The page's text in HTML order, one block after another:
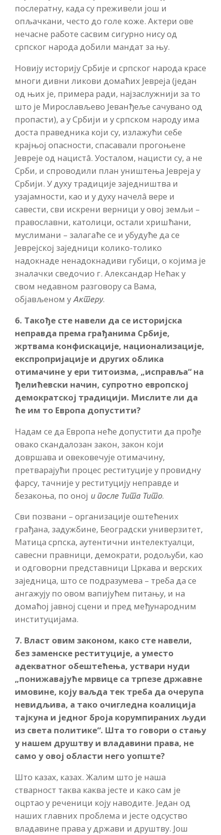
послератну, када су преживели још и
опљачкани, често до голе коже. Актери ове
нечасне работе сасвим сигурно нису од
српског народа добили мандат за њу.
Новију историју Србије и српског народа красе
многи дивни ликови домаћих Јевреја (један
од њих је, примера ради, најзаслужнији за то
што је Мирослављево Јеванђеље сачувано од
пропасти), а у Србији и у српском народу има
доста праведника који су, излажући себе
крајњој опасности, спасавали прогоњене
Јевреје од нацистâ. Уосталом, нацисти су, а не
Срби, и спроводили план уништења Јевреја у
Србији. У духу традиције заједништва и
узајамности, као и у духу начелâ вере и
савести, сви искрени верници у овој земљи –
православни, католици, остали хришћани,
муслимани – залагаће се и убудуће да се
Јеврејској заједници колико-толико
надокнаде ненадокнадиви губици, о којима је
зналачки сведочио г. Александар Нећак у
свом недавном разговору са Вама,
објављеном у Актеру.
6. Такође сте навели да се историјска
неправда према грађанима Србије,
жртвама конфискације, национализације,
експропријације и других облика
отимачине у ери титоизма, „исправља“ на
ђелићевски начин, супротно европској
демократској традицији. Мислите ли да
ће им то Европа допустити?
Надам се да Европа неће допустити да прође
овако скандалозан закон, закон који
довршава и овековечује отимачину,
претварајући процес реституције у провидну
фарсу, тачније у реституцију неправде и
безакоња, по оној и после Тита Тито.
Сви позвани – организације оштећених
грађана, задужбине, Београдски универзитет,
Матица српска, аутентични интелектуалци,
савесни правници, демократи, родољуби, као
и одговорни представници Цркава и верских
заједница, што се подразумева – треба да се
ангажују по овом вапијућем питању, и на
домаћој јавној сцени и пред међународним
институцијама.
7. Власт овим законом, како сте навели,
без заменске реституције, а уместо
адекватног обештећења, уствари нуди
„понижавајуће мрвице са трпезе државне
имовине, коју ваљда тек треба да очерупа
невидљива, а тако очигледна коалиција
тајкуна и једног броја корумпираних људи
из света политике“. Шта то говори о стању
у нашем друштву и владавини права, не
само у овој области него уопште?
Што казах, казах. Жалим што је наша
стварност таква каква јесте и како сам је
оцртао у реченици коју наводите. Један од
наших главних проблема и јесте одсуство
владавине права у држави и друштву. Још